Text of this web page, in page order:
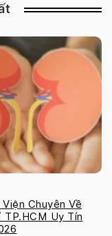
Chuyên Về
TP.HCM Uy Tín